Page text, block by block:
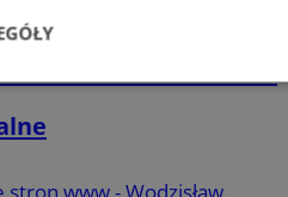
Wydajność
Niesklasyfikowane